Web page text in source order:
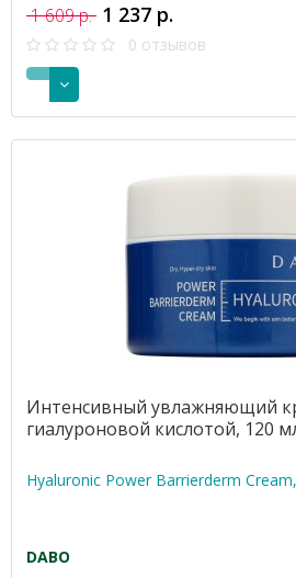
1 609 р. 1 237 р.
0 отзывов
Интенсивный увлажняющий
гиалуроновой кислотой, 120
Hyaluronic Power Barrierderm
DABO